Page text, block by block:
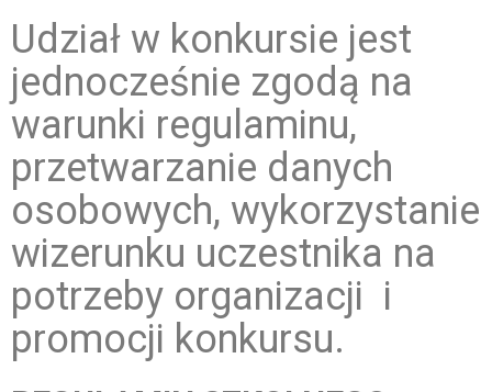
Udział w konkursie jest
jednocześnie zgodą na
warunki regulaminu,
przetwarzanie danych
osobowych, wykorzystanie
wizerunku uczestnika na
potrzeby organizacji i
promocji konkursu.